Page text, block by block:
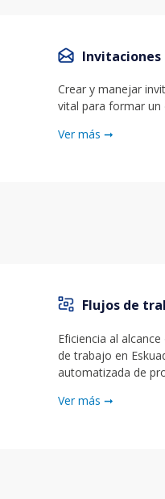
Invitaciones
Crear y manejar
vital para formar un
Ver más ➞
Flujos de
Eficiencia al
de trabajo en
automatizada de
Ver más ➞